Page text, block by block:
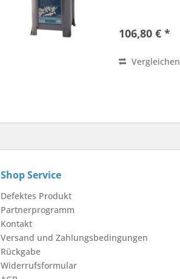
106,80 € *
Vergleichen
Shop Service
Defektes Produkt
Partnerprogramm
Kontakt
Versand und Zahlungsbedingungen
Rückgabe
Widerrufsformular